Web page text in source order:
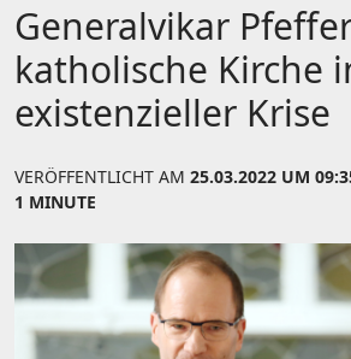
Generalvikar
katholische Kirche
existenzieller Krise
VERÖFFENTLICHT AM 25.03.2022 UM
1 MINUTE